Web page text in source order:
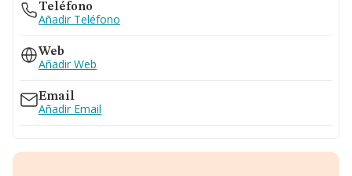
Teléfono
Añadir Teléfono
Web
Añadir Web
Email
Añadir Email